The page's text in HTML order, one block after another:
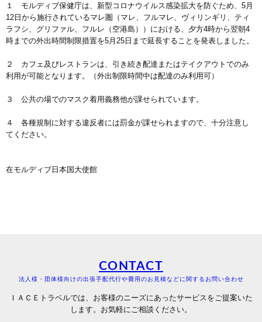
１ モルディブ保健庁は、新型コロナウイルス感染拡大を防ぐため、5月
12日から施行されているマレ圏（マレ、フルマレ、ヴィリンギリ、ティ
ラフシ、グリファル、フルレ（空港島））における、夕方4時から翌朝4
時までの外出時間制限措置を5月25日まで延長することを発表しました。
２ カフェ及びレストランは、引き続き配達またはテイクアウトでのみ
利用が可能となります。（外出制限時間中は配達のみ利用可）
３ 公共の場でのマスク着用義務他が課せられています。
４ 各種規制に対する違反者には罰金が課せられますので、十分注意し
てください。
在モルディブ日本国大使館
CONTACT
法人様・団体様向けの出張手配代行や費用のお見積などに関するお問い合わせ
ＩＡＣＥトラベルでは、お客様のニーズにあったサービスをご提案いた
します。お気軽にご相談ください。